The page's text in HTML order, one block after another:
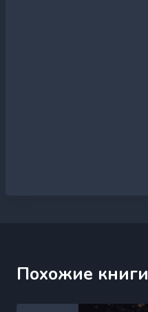
Похожие книги